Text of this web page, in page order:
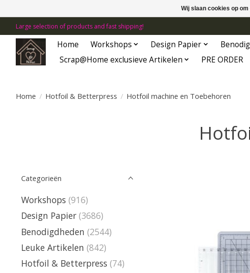
Large selection of products and fast shipping!
Home Workshops Design Papier
Scrap@Home exclusieve Artikelen
PRE ORDER
Home / Hotfoil & Betterpress / Hotfoil machine en Toebehoren
Categorieën
Workshops (916)
Design Papier (3686)
Benodigdheden (2544)
Leuke Artikelen (842)
Hotfoil & Betterpress (74)
Wij slaan cookies op